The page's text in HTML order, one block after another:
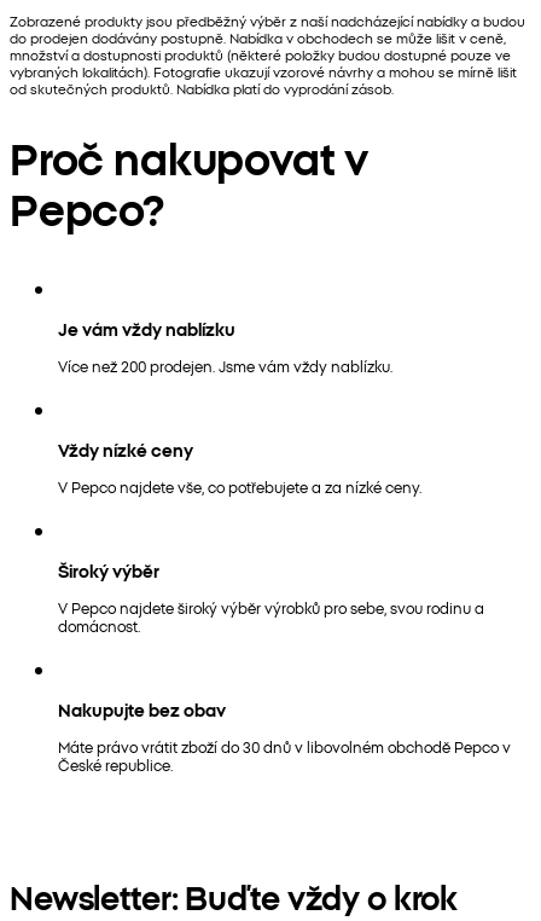
Zobrazené produkty jsou předběžný výběr z naší nadcházející nabídky a budou
do prodejen dodávány postupně. Nabídka v obchodech se může lišit v ceně,
množství a dostupnosti produktů (některé položky budou dostupné pouze ve
vybraných lokalitách). Fotografie ukazují vzorové návrhy a mohou se mírně lišit
od skutečných produktů. Nabídka platí do vyprodání zásob.
Proč nakupovat v
Pepco?
Je vám vždy nablízku
Více než 200 prodejen. Jsme vám vždy nablízku.
Vždy nízké ceny
V Pepco najdete vše, co potřebujete a za nízké ceny.
Široký výběr
V Pepco najdete široký výběr výrobků pro sebe, svou rodinu a
domácnost.
Nakupujte bez obav
Máte právo vrátit zboží do 30 dnů v libovolném obchodě Pepco v
České republice.
Newsletter: Buďte vždy o krok